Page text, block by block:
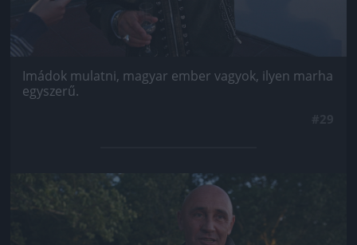
Imádok mulatni, magyar ember vagyok, ilyen marha
egyszerű.
Jön még kép!